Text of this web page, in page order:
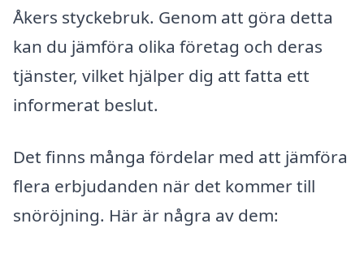
Åkers styckebruk. Genom att göra detta
kan du jämföra olika företag och deras
tjänster, vilket hjälper dig att fatta ett
informerat beslut.
Det finns många fördelar med att jämföra
flera erbjudanden när det kommer till
snöröjning. Här är några av dem: